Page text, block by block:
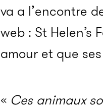
va a l’encontre
web : St
amour et que
« Ces animaux